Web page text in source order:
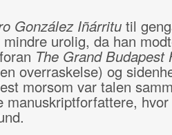
González Iñárritutil
urolig, da han
The Grand Budapest
overraskelse) og
morsom var talen
manuskriptforfattere,